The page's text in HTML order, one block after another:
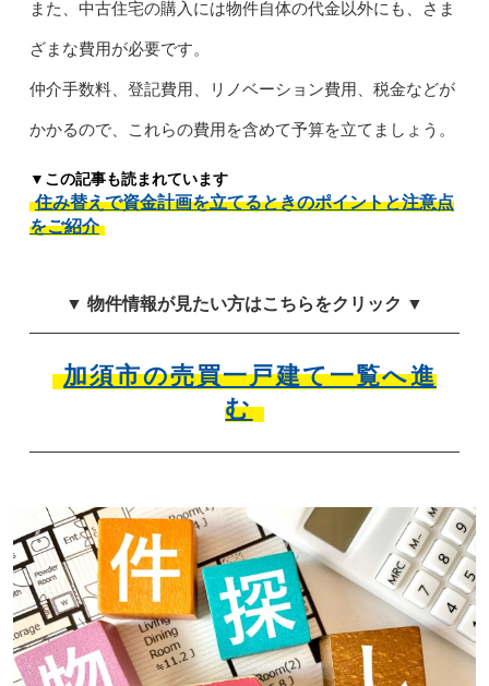
また、中古住宅の購入には物件自体の代金以外にも、さま
ざまな費用が必要です。
仲介手数料、登記費用、リノベーション費用、税金などが
かかるので、これらの費用を含めて予算を立てましょう。
▼この記事も読まれています
住み替えで資金計画を立てるときのポイントと注意点
をご紹介
▼ 物件情報が見たい方はこちらをクリック ▼
加須市の売買一戸建て一覧へ進
む